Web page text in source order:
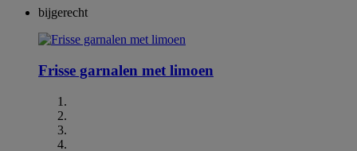
bijgerecht
Frisse garnalen met limoen